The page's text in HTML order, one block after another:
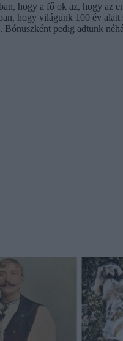
hogy a fő ok az, hogy az
hogy világunk 100 év
Bónuszként pedig adtunk